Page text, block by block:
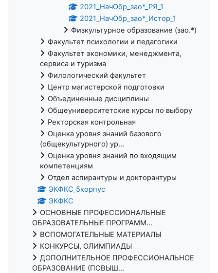
2021_НачОбр_зао*_РЯ_1
2021_НачОбр_зао*_Истор_1
Физкультурное образование (зао.*)
Факультет психологии и педагогики
Факультет экономики, менеджмента,
сервиса и туризма
Филологический факультет
Центр магистерской подготовки
Объединенные дисциплины
Общеуниверситетские курсы по выбору
Ректорская контрольная
Оценка уровня знаний базового
(общекультурного) ур...
Оценка уровня знаний по входящим
компетенциям
Отдел аспирантуры и докторантуры
ЭКФКС_5корпус
ЭКФКС
ОСНОВНЫЕ ПРОФЕССИОНАЛЬНЫЕ
ОБРАЗОВАТЕЛЬНЫЕ ПРОГРАММ...
ВСПОМОГАТЕЛЬНЫЕ МАТЕРИАЛЫ
КОНКУРСЫ, ОЛИМПИАДЫ
ДОПОЛНИТЕЛЬНОЕ ПРОФЕССИОНАЛЬНОЕ
ОБРАЗОВАНИЕ (ПОВЫШ...